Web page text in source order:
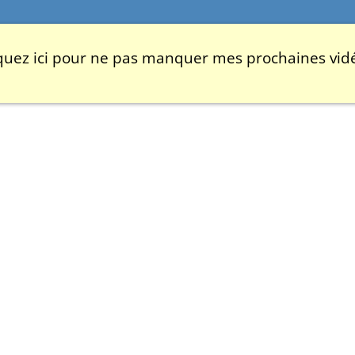
ici pour ne pas manquer mes prochaines